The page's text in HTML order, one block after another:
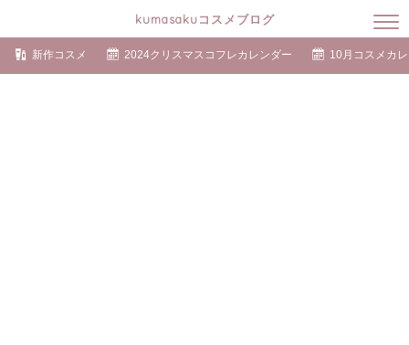
kumasakuコスメブログ
新作コスメ 2024クリスマスコフレカレンダー 10月コスメカ